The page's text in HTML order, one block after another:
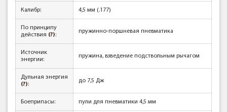
Калибр: 4,5 мм (.177)
По принципу
действия (?):
пружинно-поршневая пневматика
Источник
энергии:
пружина, взведение подствольным рычагом
Дульная энергия
(?):
до 7,5 Дж
Боеприпасы: пули для пневматики 4,5 мм